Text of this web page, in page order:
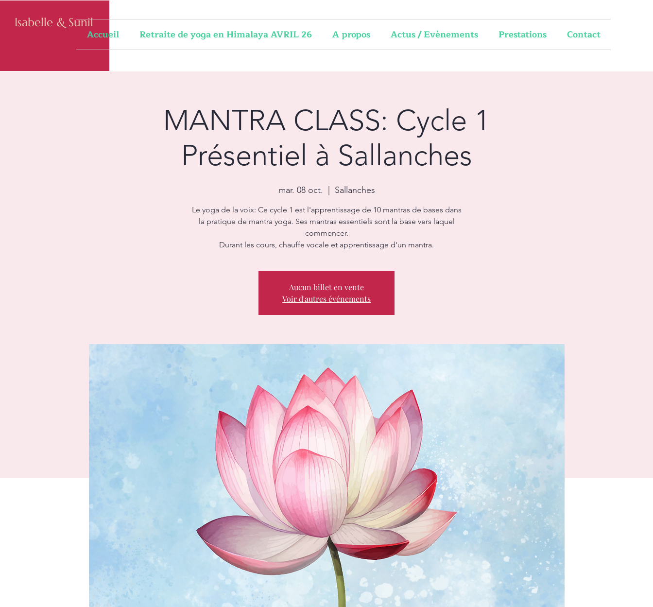
Isabelle & Sunil
Accueil
Retraite de yoga en Himalaya AVRIL 26 A propos Actus / Evènements Prestations Contact
MANTRA CLASS: Cycle 1
Présentiel à Sallanches
mar. 08 oct. Sallanches
Le yoga de la voix: Ce cycle 1 est l'apprentissage de 10 mantras de bases dans
la pratique de mantra yoga. Ses mantras essentiels sont la base vers laquel
commencer.
Durant les cours, chauffe vocale et apprentissage d'un mantra.
Aucun billet en vente
Voir d'autres événements